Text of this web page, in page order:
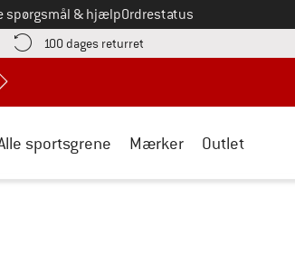
spørgsmål & hjælpOrdrestatus
i en infoboks
100 dages returret Gå til returretten her Åbnes
sportsgrene Mærker Outlet